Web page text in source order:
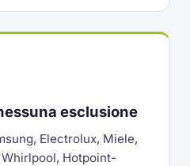
esclusione
Electrolux, Miele,
Hotpoint-